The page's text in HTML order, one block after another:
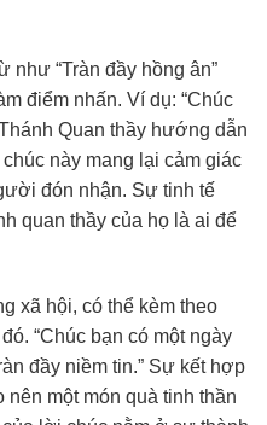
như “Tràn đầy hồng ân”
điểm nhấn. Ví dụ: “Chúc
Quan thầy hướng dẫn
này mang lại cảm giác
đón nhận. Sự tinh tế
quan thầy của họ là ai để
xã hội, có thể kèm theo
“Chúc bạn có một ngày
đầy niềm tin.” Sự kết hợp
một món quà tinh thần